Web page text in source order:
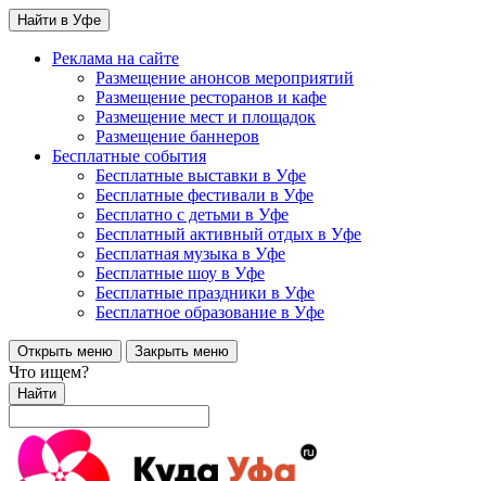
Найти в Уфе
Реклама на сайте
Размещение анонсов мероприятий
Размещение ресторанов и кафе
Размещение мест и площадок
Размещение баннеров
Бесплатные события
Бесплатные выставки в Уфе
Бесплатные фестивали в Уфе
Бесплатно с детьми в Уфе
Бесплатный активный отдых в Уфе
Бесплатная музыка в Уфе
Бесплатные шоу в Уфе
Бесплатные праздники в Уфе
Бесплатное образование в Уфе
Открыть меню Закрыть меню
Что ищем?
Найти